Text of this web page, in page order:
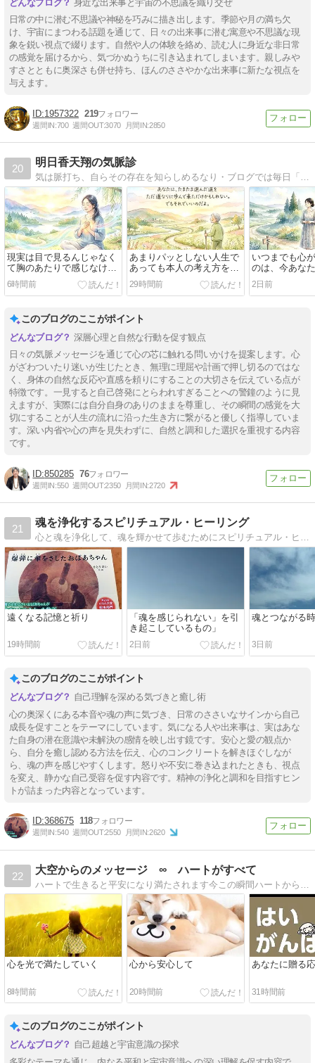
身近な出来事と宇宙の不思議を織り交ぜ
日常の中に潜む不思議や神秘を巧みに描き出します。季節や月の満ち欠
け、宇宙にまつわる話題を通じて、日々の出来事に潜む寓意や不思議な現
象を鋭い視点で綴ります。自然や人の体験を絡め、読む人に身近な非日常
の感覚を届けるから、気づかぬうちに引き込まれてしまいます。親しみや
すさとともに奥深さも併せ持ち、ほんのささやかな出来事に新たな視点を
与えます。
1957322 219
週間IN:700 週間OUT:3070 月間IN:2850
20
明日香天翔の気脈診
気は脈打ち、自らその存在を知らしめるなり・ブログでは毎日「今朝の気脈メッセージ」を公開中！
現実は目で見るんじゃなく
て胸のあたりで感じなけれ
ばならない
6時間前
あまりパッとしない人生で
あっても本人の考え方を変
えることが出来たなら、そ
のパッとしない人生を歩ん
でいる自分を面白がって生
です
29時間前
いつまでも心
のは、今あな
は納得のいく
ないからだ
2日前
このブログのここがポイント
深層心理と自然な行動を促す観点
日々の気脈メッセージを通じて心の芯に触れる問いかけを提案します。心
がざわついたり迷いが生じたとき、無理に理屈や計画で押し切るのではな
く、身体の自然な反応や直感を頼りにすることの大切さを伝えている点が
特徴です。一見すると自己啓発にとらわれすぎることへの警鐘のように見
えますが、実際には自分自身のありのままを尊重し、その瞬間の感覚を大
切にすることが人生の流れに沿った生き方に繋がると優しく指導していま
す。深い内省や心の声を見失わずに、自然と調和した選択を重視する内容
です。
850285 76
週間IN:550 週間OUT:2350 月間IN:2720
21
魂を浄化するスピリチュアル・ヒーリング
遠くなる記憶と祈り
19時間前
「魂を感じられない」を引
き起こしているもの」
2日前
魂とつながる
3日前
このブログのここがポイント
自己理解を深める気づきと癒し術
心の奥深くにある本音や魂の声に気づき、日常のささいなサインから自己
成長を促すことをテーマにしています。気になる人や出来事は、実はあな
た自身の潜在意識や未解決の感情を映し出す鏡です。安心と愛の観点か
ら、自分を癒し認める方法を伝え、心のコンクリートを解きほぐしなが
ら、魂の声を感じやすくします。怒りや不安に巻き込まれたときも、視点
を変え、静かな自己受容を促す内容です。精神の浄化と調和を目指すヒン
トが詰まった内容となっています。
368675 118
週間IN:540 週間OUT:2550 月間IN:2620
22
大空からのメッセージ ∞ ハートがすべて
心を光で満たしていく
8時間前
心から安心して
20時間前
あなたに贈る
31時間前
このブログのここがポイント
自己超越と宇宙意識の探求